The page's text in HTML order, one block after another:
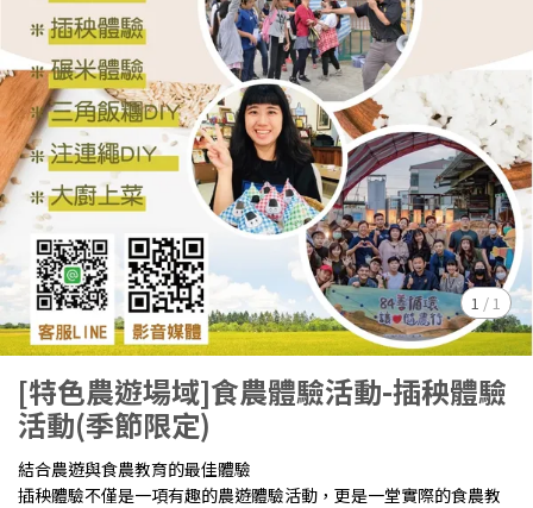
1 / 1
[特色農遊場域]食農體驗活動-插秧體驗
活動(季節限定)
結合農遊與食農教育的最佳體驗
插秧體驗不僅是一項有趣的農遊體驗活動，更是一堂實際的食農教